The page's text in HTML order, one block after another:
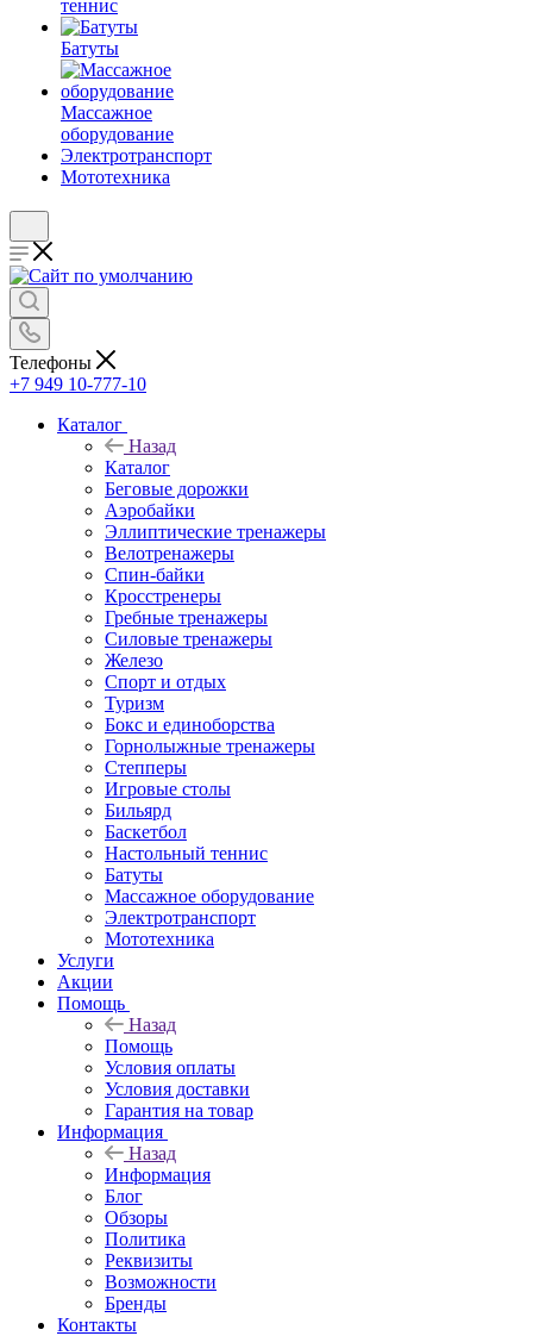
теннис
Батуты
Массажное
оборудование
Электротранспорт
Мототехника
Телефоны
+7 949 10-777-10
Каталог
Назад
Каталог
Беговые дорожки
Аэробайки
Эллиптические тренажеры
Велотренажеры
Спин-байки
Кросстренеры
Гребные тренажеры
Силовые тренажеры
Железо
Спорт и отдых
Туризм
Бокс и единоборства
Горнолыжные тренажеры
Степперы
Игровые столы
Бильярд
Баскетбол
Настольный теннис
Батуты
Массажное оборудование
Электротранспорт
Мототехника
Услуги
Акции
Помощь
Назад
Помощь
Условия оплаты
Условия доставки
Гарантия на товар
Информация
Назад
Информация
Блог
Обзоры
Политика
Реквизиты
Возможности
Бренды
Контакты